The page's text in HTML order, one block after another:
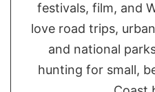
festivals, film, and
love road trips,
and national
hunting for small,